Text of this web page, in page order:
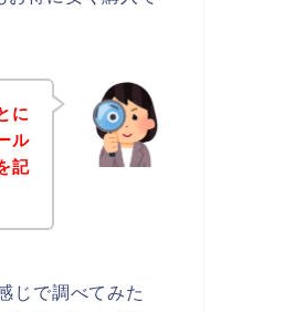
に
ル
記
じで調べてみた